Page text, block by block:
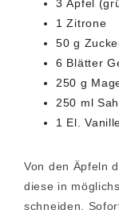
3 Äpfel
1 Zitrone
50 g
6 Blätter
250 g
250 ml
1 El.
Von den Äpfeln
diese in
schneiden.